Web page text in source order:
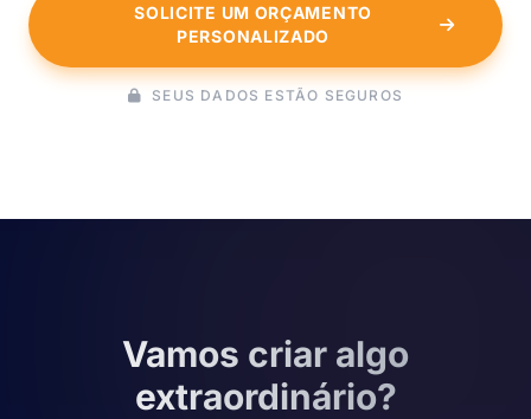
SOLICITE UM ORÇAMENTO
PERSONALIZADO
SEUS DADOS ESTÃO SEGUROS
Vamos criar algo
extraordinário?